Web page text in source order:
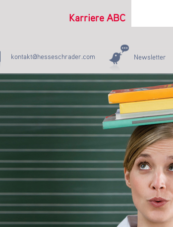
kontakt@hesseschrader.com Newsletter
Karriere ABC